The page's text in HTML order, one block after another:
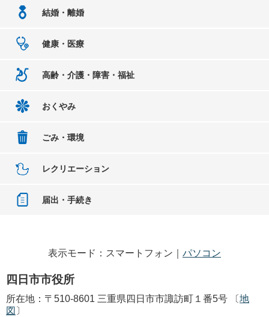
結婚・離婚
健康・医療
高齢・介護・障害・福祉
おくやみ
ごみ・環境
レクリエーション
届出・手続き
表示モード：スマートフォン｜ パソコン
四日市市役所
所在地：〒510-8601 三重県四日市市諏訪町１番5号 〔 地
図 〕